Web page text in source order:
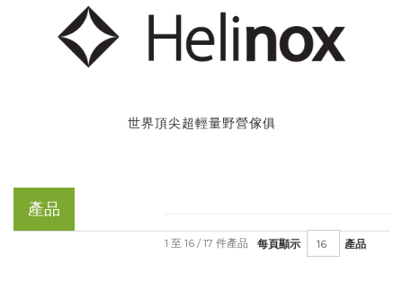
世界頂尖超輕量野營傢俱
產品
每頁顯示 產品
1 至 16 / 17 件產品